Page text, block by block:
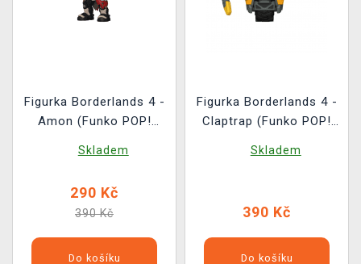
Figurka Borderlands 4 -
Amon (Funko POP!
Skladem
290 Kč
390 Kč
Do košíku
Figurka Borderlands 4 -
Claptrap (Funko POP!
Skladem
390 Kč
Do košíku